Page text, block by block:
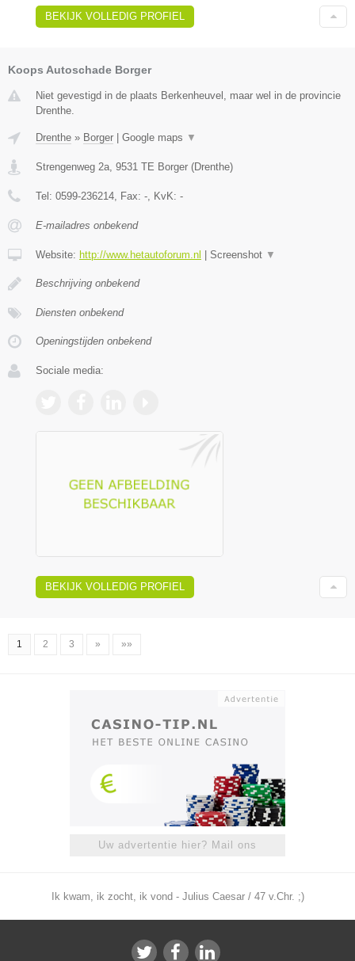
BEKIJK VOLLEDIG PROFIEL
Koops Autoschade Borger
Niet gevestigd in de plaats Berkenheuvel, maar wel in de provincie
Drenthe.
Drenthe » Borger Google maps ▼
Strengenweg 2a 9531 TE Borger (Drenthe)
Tel: 0599-236214 , Fax: - , KvK: -
E-mailadres onbekend
Website: http://www.hetautoforum.nl Screenshot ▼
Beschrijving onbekend
Diensten onbekend
Openingstijden onbekend
Sociale media:
BEKIJK VOLLEDIG PROFIEL
1 2 3 » »»
Uw advertentie hier? Mail ons
Ik kwam, ik zocht, ik vond - Julius Caesar / 47 v.Chr. ;)